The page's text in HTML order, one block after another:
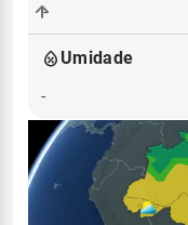
-
Umidade
-